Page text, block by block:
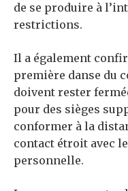
de se produire à
restrictions.
Il a également
première danse du
doivent rester
pour des sièges
conformer à la
contact étroit avec
personnelle.